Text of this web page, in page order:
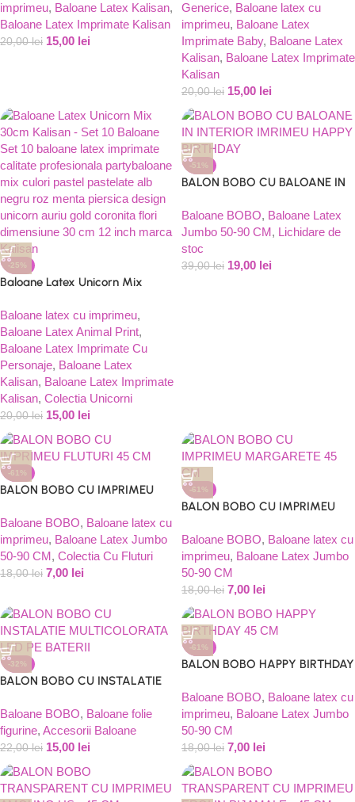
imprimeu, Baloane Latex Kalisan,
Baloane Latex Imprimate Kalisan
20,00lei 15,00 lei
Generice, Baloane latex cu
imprimeu, Baloane Latex
Imprimate Baby, Baloane Latex
Kalisan, Baloane Latex Imprimate
Kalisan
20,00lei 15,00 lei
-25%
Baloane Latex Unicorn Mix
Baloane latex cu imprimeu,
Baloane Latex Animal Print,
Baloane Latex Imprimate Cu
Personaje, Baloane Latex
Kalisan, Baloane Latex Imprimate
Kalisan, Colectia Unicorni
20,00lei 15,00 lei
-51%
BALON BOBO CU BALOANE IN
BIRTHDAY,FRANJURI – BLEU
Baloane BOBO, Baloane Latex
Jumbo 50-90 CM, Lichidare de
stoc
39,00lei 19,00 lei
-61%
BALON BOBO CU IMPRIMEU
Baloane BOBO, Baloane latex cu
imprimeu, Baloane Latex Jumbo
50-90 CM, Colectia Cu Fluturi
18,00lei 7,00 lei
-61%
BALON BOBO CU IMPRIMEU
Baloane BOBO, Baloane latex cu
imprimeu, Baloane Latex Jumbo
50-90 CM
18,00lei 7,00 lei
-32%
BALON BOBO CU INSTALATIE
BATERII
Baloane BOBO, Baloane folie
figurine, Accesorii Baloane
22,00lei 15,00 lei
-61%
BALON BOBO HAPPY BIRTHDAY
Baloane BOBO, Baloane latex cu
imprimeu, Baloane Latex Jumbo
50-90 CM
18,00lei 7,00 lei